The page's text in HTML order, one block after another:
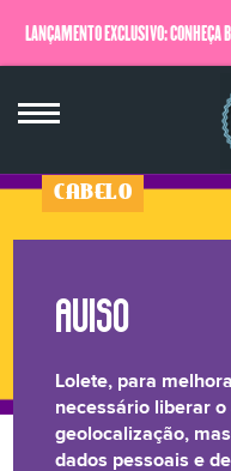
LANÇAMENTO EXCLUSIVO:
CABELO
Lolete, para
necessário liberar o
geolocalização,
dados pessoais e